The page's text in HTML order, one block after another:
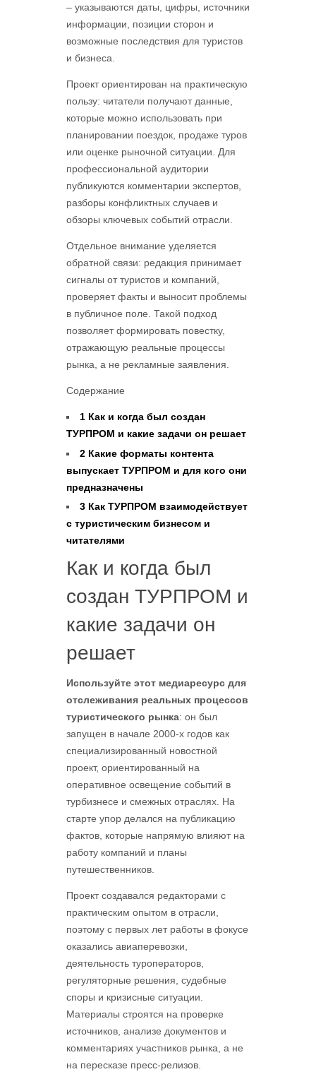
– указываются даты, цифры, источники
информации, позиции сторон и
возможные последствия для туристов
и бизнеса.
Проект ориентирован на практическую
пользу: читатели получают данные,
которые можно использовать при
планировании поездок, продаже туров
или оценке рыночной ситуации. Для
профессиональной аудитории
публикуются комментарии экспертов,
разборы конфликтных случаев и
обзоры ключевых событий отрасли.
Отдельное внимание уделяется
обратной связи: редакция принимает
сигналы от туристов и компаний,
проверяет факты и выносит проблемы
в публичное поле. Такой подход
позволяет формировать повестку,
отражающую реальные процессы
рынка, а не рекламные заявления.
Содержание
1 Как и когда был создан
ТУРПРОМ и какие задачи он решает
2 Какие форматы контента
выпускает ТУРПРОМ и для кого они
предназначены
3 Как ТУРПРОМ взаимодействует
с туристическим бизнесом и
читателями
Как и когда был
создан ТУРПРОМ и
какие задачи он
решает
Используйте этот медиаресурс для
отслеживания реальных процессов
туристического рынка: он был
запущен в начале 2000-х годов как
специализированный новостной
проект, ориентированный на
оперативное освещение событий в
турбизнесе и смежных отраслях. На
старте упор делался на публикацию
фактов, которые напрямую влияют на
работу компаний и планы
путешественников.
Проект создавался редакторами с
практическим опытом в отрасли,
поэтому с первых лет работы в фокусе
оказались авиаперевозки,
деятельность туроператоров,
регуляторные решения, судебные
споры и кризисные ситуации.
Материалы строятся на проверке
источников, анализе документов и
комментариях участников рынка, а не
на пересказе пресс-релизов.